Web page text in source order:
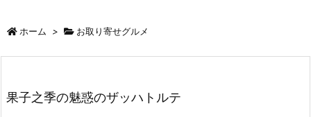
ホーム > お取り寄せグルメ
果子之季の魅惑のザッハトルテ